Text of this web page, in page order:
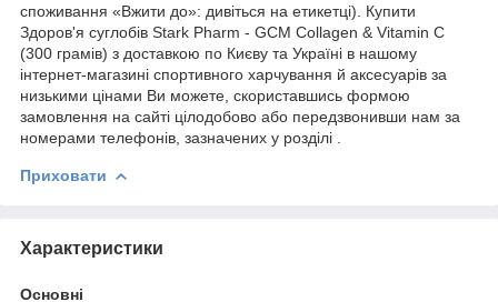
споживання «Вжити до»: дивіться на етикетці). Купити
Здоров'я суглобів Stark Pharm - GCM Collagen & Vitamin C
(300 грамів) з доставкою по Києву та Україні в нашому
інтернет-магазині спортивного харчування й аксесуарів за
низькими цінами Ви можете, скориставшись формою
замовлення на сайті цілодобово або передзвонивши нам за
номерами телефонів, зазначених у розділі .
Приховати
Характеристики
Основні